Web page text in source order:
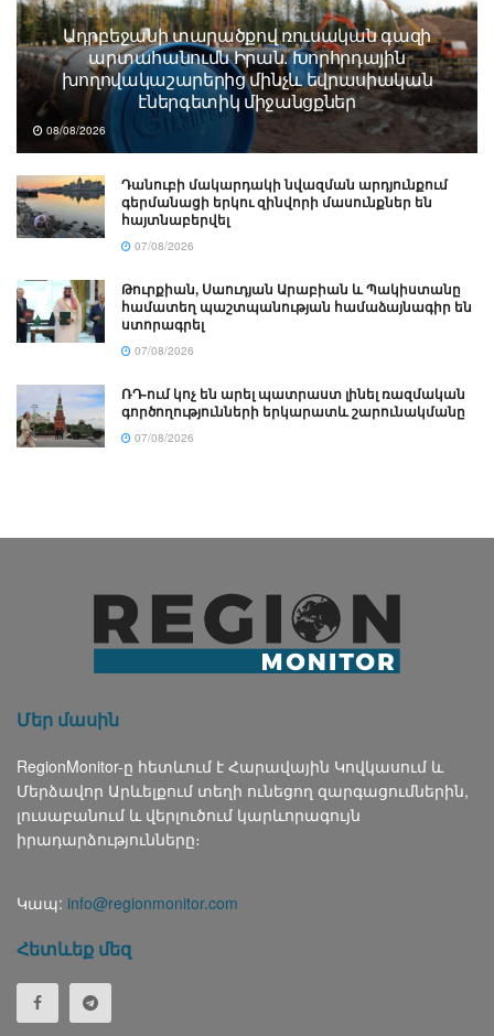
Ադրբեջանի տարածքով ռուսական գազի
արտահանումն Իրան. Խորհրդային
խողովակաշարերից մինչև եվրասիական
էներգետիկ միջանցքներ
08/08/2026
Դանուբի մակարդակի նվազման արդյունքում
գերմանացի երկու զինվորի մասունքներ են
հայտնաբերվել
07/08/2026
Թուրքիան, Սաուդյան Արաբիան և Պակիստանը
համատեղ պաշտպանության համաձայնագիր են
ստորագրել
07/08/2026
ՌԴ-ում կոչ են արել պատրաստ լինել ռազմական
գործողությունների երկարատև շարունակմանը
07/08/2026
Մեր մասին
RegionMonitor-ը հետևում է Հարավային Կովկասում և
Մերձավոր Արևելքում տեղի ունեցող զարգացումներին,
լուսաբանում և վերլուծում կարևորագույն
իրադարձությունները։
Կապ: info@regionmonitor.com
Հետևեք մեզ